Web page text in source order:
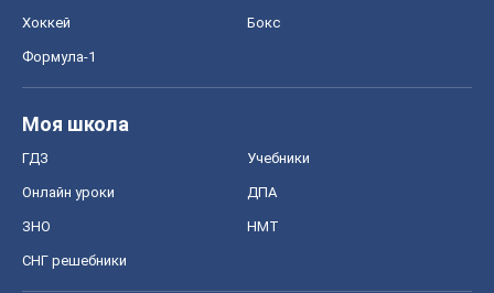
Хоккей Бокс
Формула-1
Моя школа
ГДЗ Учебники
Онлайн уроки ДПА
ЗНО НМТ
СНГ решебники